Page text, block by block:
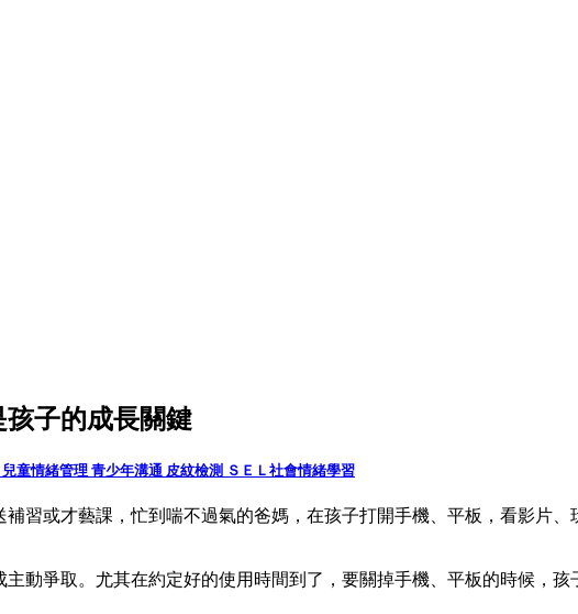
子的成長關鍵
兒童情緒管理 青少年溝通 皮紋檢測 ＳＥＬ社會情緒學習
習或才藝課，忙到喘不過氣的爸媽，在孩子打開手機、平板，看影片
動爭取。尤其在約定好的使用時間到了，要關掉手機、平板的時候，